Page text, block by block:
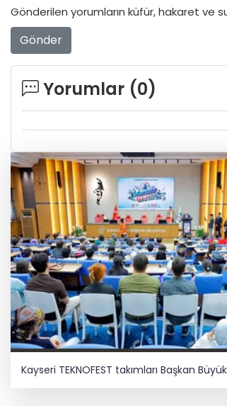
Gönderilen yorumların küfür, hakaret ve
Gönder
Yorumlar (0)
Kayseri TEKNOFEST takımları Başkan